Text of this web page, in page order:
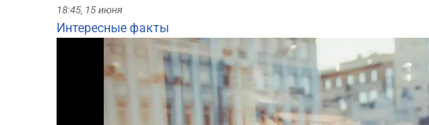
18:45, 15 июня
Интересные факты